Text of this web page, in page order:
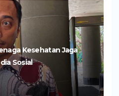
Kesehatan Jaga
Sosial